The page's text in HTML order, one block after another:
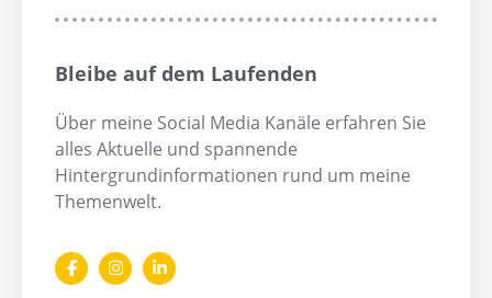
Bleibe auf dem Laufenden
Über meine Social Media Kanäle erfahren Sie
alles Aktuelle und spannende
Hintergrundinformationen rund um meine
Themenwelt.